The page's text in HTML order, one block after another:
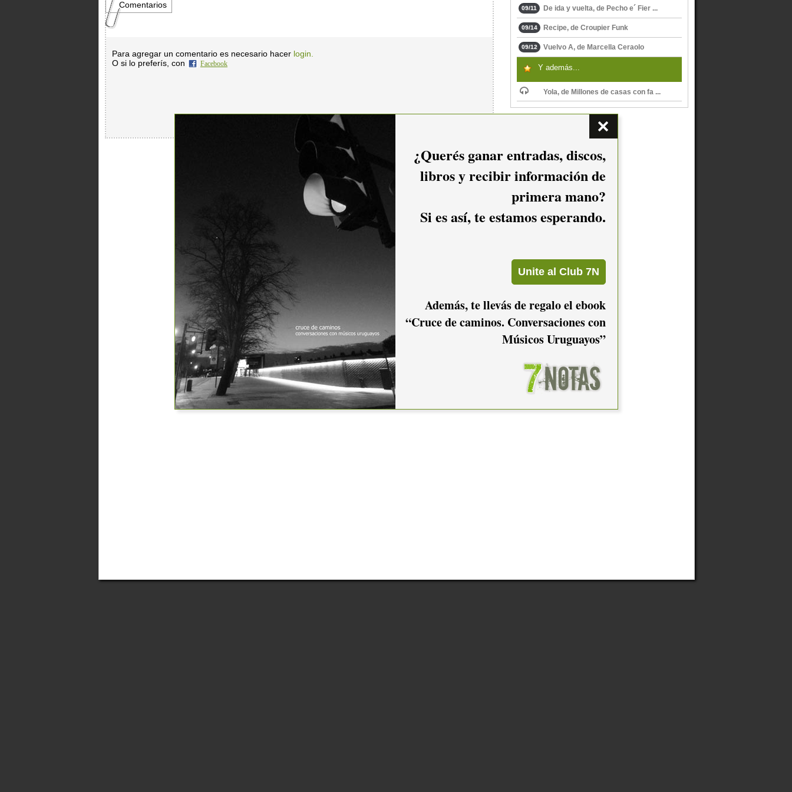
Comentarios
Para agregar un comentario es necesario hacer login.
O si lo preferís, con
Facebook
09/11 De ida y vuelta, de Pecho e´ Fier ...
09/14 Recipe, de Croupier Funk
09/12 Vuelvo A, de Marcella Ceraolo
Y además...
Yola, de Millones de casas con fa ...
¿Querés ganar entradas, discos,
libros y recibir información de
primera mano?
Si es así, te estamos esperando.
Además, te llevás de regalo el ebook
“Cruce de caminos. Conversaciones con
Músicos Uruguayos”